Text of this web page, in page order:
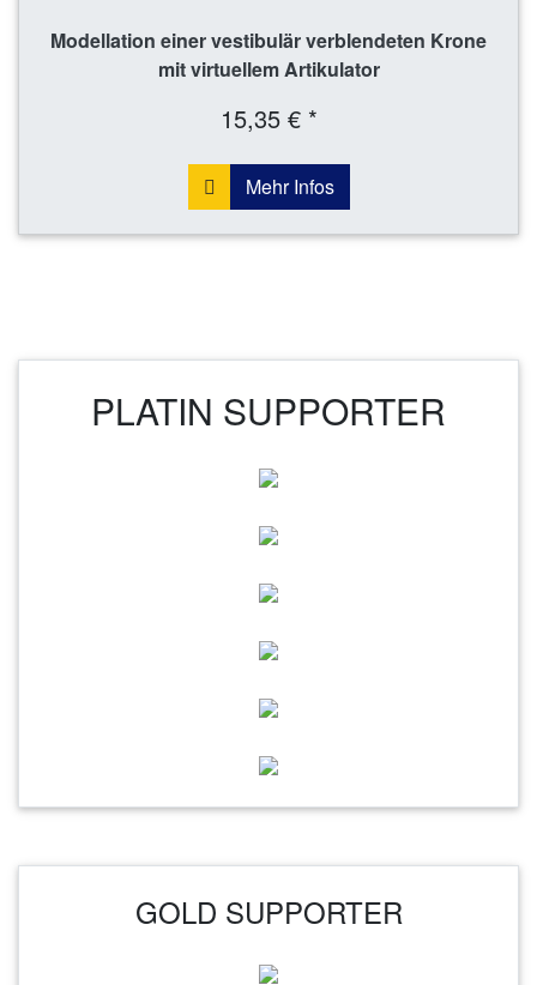
Modellation einer vestibulär verblendeten Krone
mit virtuellem Artikulator
15,35 € *
Mehr Infos
PLATIN SUPPORTER
GOLD SUPPORTER